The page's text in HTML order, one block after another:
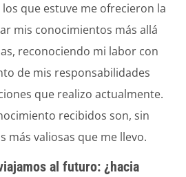
que estuve me ofrecieron la
mis conocimientos más allá
reconociendo mi labor con
de mis responsabilidades
que realizo actualmente.
recibidos son, sin
más valiosas que me llevo.
al futuro: ¿hacia